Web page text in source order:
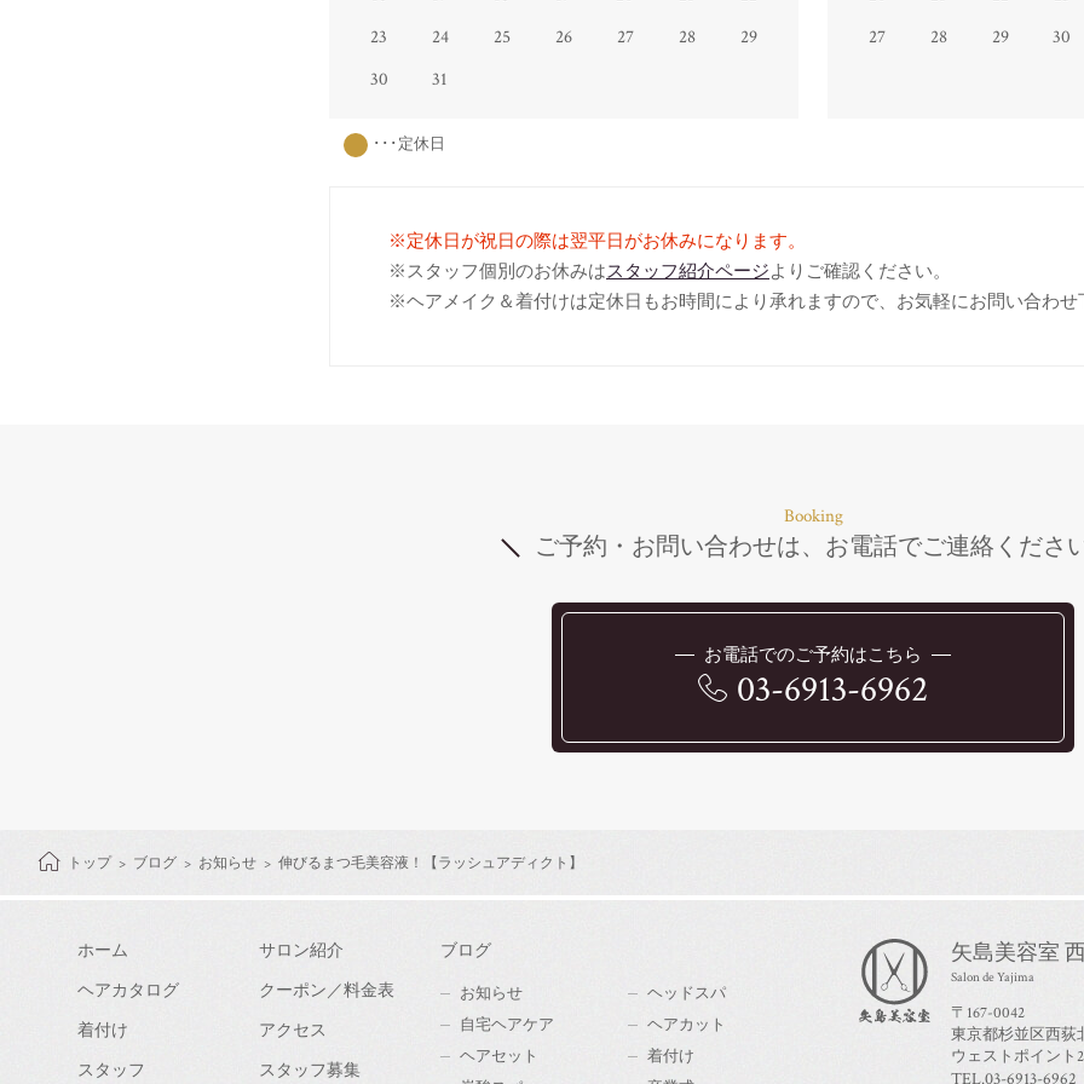
23
24 25 26 27 28
29
30
31
27
28 29 30
･･･定休日
※定休日が祝日の際は翌平日がお休みになります。
※スタッフ個別のお休みはスタッフ紹介ページよりご確認ください。
※ヘアメイク＆着付けは定休日もお時間により承れますので、お気軽にお問い合わ
Booking
ご予約・お問い合わせは、 お電話でご連絡くださ
お電話でのご予約はこちら
03-6913-6962
トップ ブログ お知らせ 伸びるまつ毛美容液！【ラッシュアディクト】
ホーム
ヘアカタログ
着付け
スタッフ
サロン紹介
クーポン／料金表
アクセス
スタッフ募集
ブログ
お知らせ
ヘッドスパ
自宅ヘアケア
ヘアカット
ヘアセット
着付け
矢島美容室
Salon de Yajima
〒167-0042
東京都杉並区西荻
ウェストポイント
TEL.03-6913-6962